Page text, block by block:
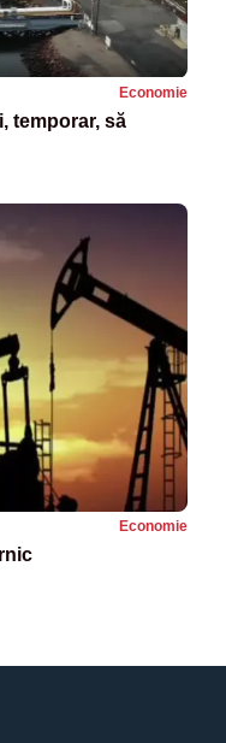
Economie
temporar, să
Economie